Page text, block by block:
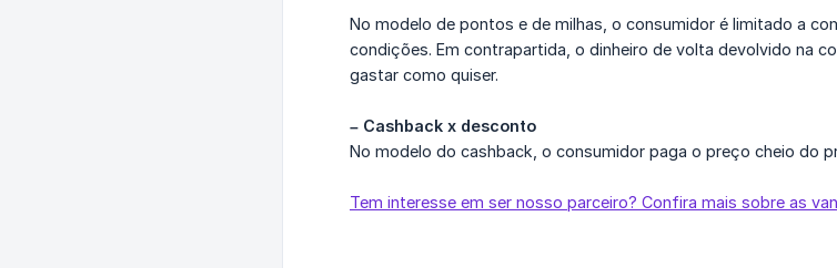
No modelo de pontos e de milhas, o consumidor é limitado a
condições. Em contrapartida, o dinheiro de volta devolvido na
gastar como quiser.
– Cashback x desconto
No modelo do cashback, o consumidor paga o preço cheio do
Tem interesse em ser nosso parceiro? Confira mais sobre as